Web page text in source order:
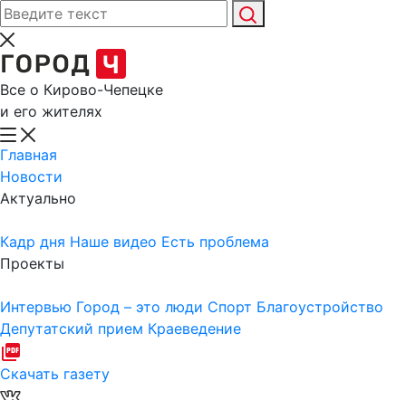
Все о Кирово-Чепецке
и его жителях
Главная
Новости
Актуально
Кадр дня Наше видео Есть проблема
Проекты
Интервью Город – это люди Спорт Благоустройство
Депутатский прием Краеведение
Скачать газету